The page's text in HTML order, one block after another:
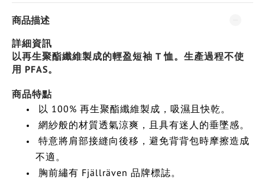
商品描述
詳細資訊
以再生聚酯纖維製成的輕盈短袖 T 恤。生產過程不使
用 PFAS。
商品特點
以 100% 再生聚酯纖維製成，吸濕且快乾。
網紗般的材質透氣涼爽，且具有迷人的垂墜感。
特意將肩部接縫向後移，避免背背包時摩擦造成
不適。
胸前繡有 Fjällräven 品牌標誌。